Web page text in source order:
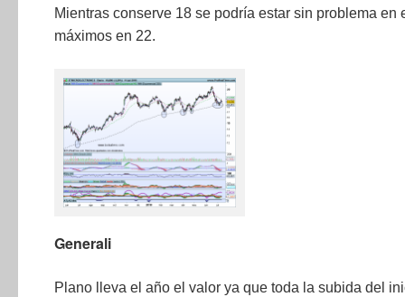
Mientras conserve 18 se podría estar sin problema
máximos en 22.
Generali
Plano lleva el año el valor ya que toda la subida del